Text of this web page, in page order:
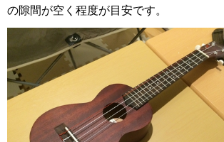
の隙間が空く程度が目安です。